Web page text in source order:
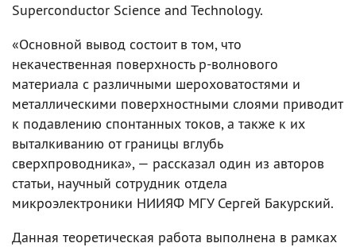
Superconductor Science and Technology.
«Основной вывод состоит в том, что
некачественная поверхность p-волнового
материала с различными шероховатостями и
металлическими поверхностными слоями приводит
к подавлению спонтанных токов, а также к их
выталкиванию от границы вглубь
сверхпроводника», — рассказал один из авторов
статьи, научный сотрудник отдела
микроэлектроники НИИЯФ МГУ Сергей Бакурский.
Данная теоретическая работа выполнена в рамках